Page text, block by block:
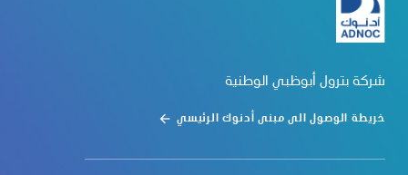
شركة بترول أبوظبي الوطنية
خريطة الوصول الى مبنى أدنوك الرئيسي